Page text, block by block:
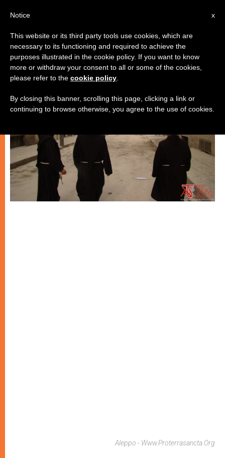
CHIESE LOCALI
Aleppo - Www.proterrasancta.org
x
Notice
This website or its third party tools use cookies, which are
necessary to its functioning and required to achieve the
purposes illustrated in the cookie policy. If you want to know
more or withdraw your consent to all or some of the cookies,
please refer to the cookie policy
By closing this banner, scrolling this page, clicking a link or
continuing to browse otherwise, you agree to the use of cookies.